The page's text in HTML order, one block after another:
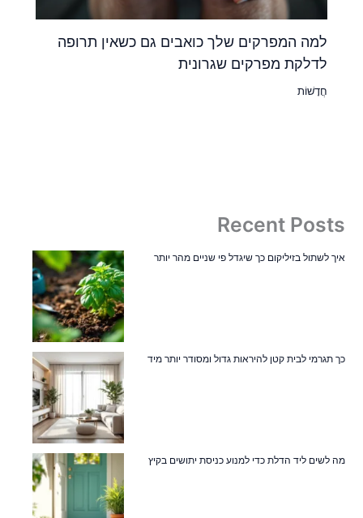
למה המפרקים שלך כואבים גם כשאין תרופה
לדלקת מפרקים שגרונית
חֲדָשׁוֹת
Recent Posts
איך לשתול בזיליקום כך שיגדל פי שניים מהר יותר
כך תגרמי לבית קטן להיראות גדול ומסודר יותר מיד
מה לשים ליד הדלת כדי למנוע כניסת יתושים בקיץ